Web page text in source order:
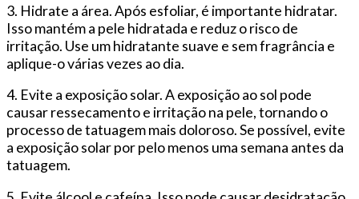
3. Hidrate a área. Após esfoliar, é importante hidratar.
Isso mantém a pele hidratada e reduz o risco de
irritação. Use um hidratante suave e sem fragrância e
aplique-o várias vezes ao dia.
4. Evite a exposição solar. A exposição ao sol pode
causar ressecamento e irritação na pele, tornando o
processo de tatuagem mais doloroso. Se possível, evite
a exposição solar por pelo menos uma semana antes da
tatuagem.